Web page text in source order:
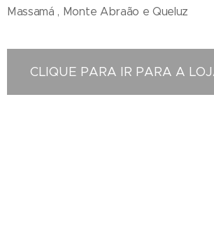
Massamá , Monte Abraão e Queluz
CLIQUE PARA IR PARA A